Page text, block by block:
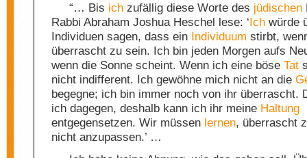
“… Bis ich zufällig diese Worte des jüdischen
Rabbi Abraham Joshua Heschel lese: ‘Ich würde
Individuen sagen, dass ein Individuum stirbt,
überrascht zu sein. Ich bin jeden Morgen aufs
wenn die Sonne scheint. Wenn ich eine böse Tat
nicht indifferent. Ich gewöhne mich nicht an die
begegne; ich bin immer noch von ihr überrascht.
ich dagegen, deshalb kann ich ihr meine Haltung
entgegensetzen. Wir müssen lernen, überrascht
nicht anzupassen.’ …